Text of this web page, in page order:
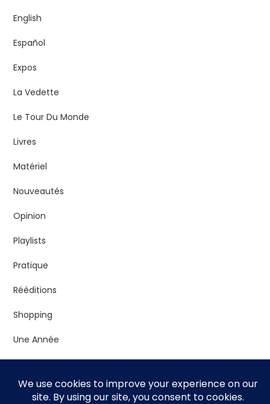
English
Español
Expos
La Vedette
Le Tour Du Monde
Livres
Matériel
Nouveautés
Opinion
Playlists
Pratique
Rééditions
Shopping
Une Année